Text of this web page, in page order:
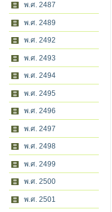
พ.ศ. 2487
พ.ศ. 2489
พ.ศ. 2492
พ.ศ. 2493
พ.ศ. 2494
พ.ศ. 2495
พ.ศ. 2496
พ.ศ. 2497
พ.ศ. 2498
พ.ศ. 2499
พ.ศ. 2500
พ.ศ. 2501